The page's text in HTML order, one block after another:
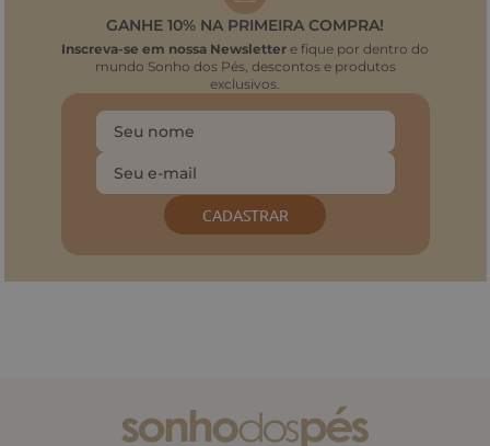
GANHE 10% NA PRIMEIRA COMPRA!
Inscreva-se em nossa Newsletter e fique por dentro do
mundo Sonho dos Pés, descontos e produtos
exclusivos.
CADASTRAR